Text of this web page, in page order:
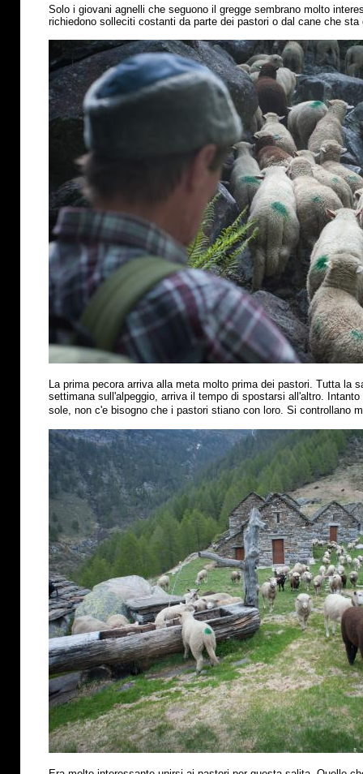
Solo i giovani agnelli che seguono il gregge sembrano molto
richiedono solleciti costanti da parte dei pastori o dal cane che sta
La prima pecora arriva alla meta molto prima dei pastori. Tutta la
settimana sull'alpeggio, arriva il tempo di spostarsi all'altro.
sole, non c'e bisogno che i pastori stiano con loro. Si controllano